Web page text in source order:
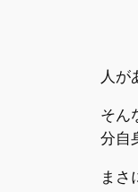
人が
そん
分自
まさ